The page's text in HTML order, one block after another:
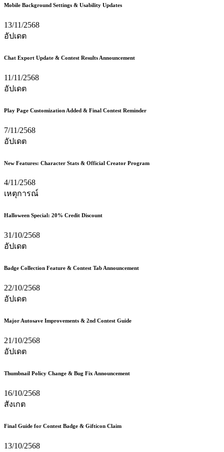
Mobile Background Settings & Usability Updates
13/11/2568
อัปเดต
Chat Export Update & Contest Results Announcement
11/11/2568
อัปเดต
Play Page Customization Added & Final Contest Reminder
7/11/2568
อัปเดต
New Features: Character Stats & Official Creator Program
4/11/2568
เหตุการณ์
Halloween Special: 20% Credit Discount
31/10/2568
อัปเดต
Badge Collection Feature & Contest Tab Announcement
22/10/2568
อัปเดต
Major Autosave Improvements & 2nd Contest Guide
21/10/2568
อัปเดต
Thumbnail Policy Change & Bug Fix Announcement
16/10/2568
สังเกต
Final Guide for Contest Badge & Gifticon Claim
13/10/2568